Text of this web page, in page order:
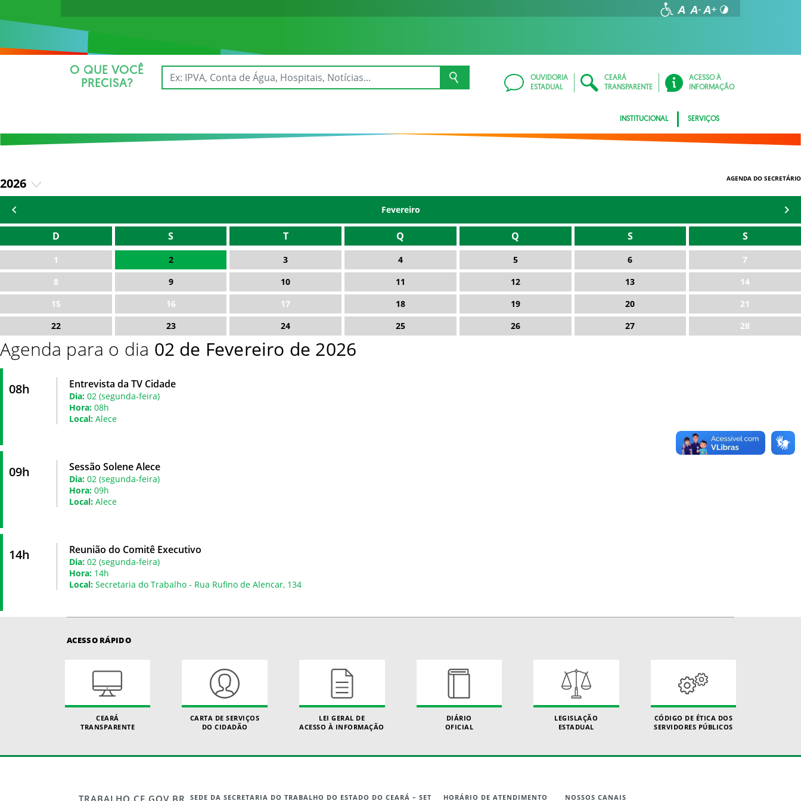
O QUE VOCÊ
PRECISA?
OUVIDORIA
ESTADUAL
CEARÁ
TRANSPARENTE
ACESSO À
INFORMAÇÃO
INSTITUCIONAL SERVIÇOS
2026
2025
AGENDA DO SECRETÁRIO
Fevereiro
D S T Q Q S S
1 2 3 4 5 6
7
8
9 10 11 12 13
14
15
16 17 18 19 20
21
22
23 24 25 26 27 28
Agenda para o dia 02 de Fevereiro de 2026
08h Entrevista da TV Cidade
Dia: 02 (segunda-feira)
Hora: 08h
Local: Alece
09h Sessão Solene Alece
Dia: 02 (segunda-feira)
Hora: 09h
Local: Alece
14h Reunião do Comitê Executivo
Dia: 02 (segunda-feira)
Hora: 14h
Local: Secretaria do Trabalho - Rua Rufino de Alencar, 134
ACESSO RÁPIDO
CEARÁ
TRANSPARENTE
CARTA DE SERVIÇOS
DO CIDADÃO
LEI GERAL DE
ACESSO À INFORMAÇÃO
DIÁRIO
OFICIAL
LEGISLAÇÃO
ESTADUAL
CÓDIGO DE ÉTICA DOS
SERVIDORES PÚBLICOS
SEDE DA SECRETARIA DO TRABALHO DO ESTADO DO CEARÁ – SET HORÁRIO DE ATENDIMENTO NOSSOS CANAIS